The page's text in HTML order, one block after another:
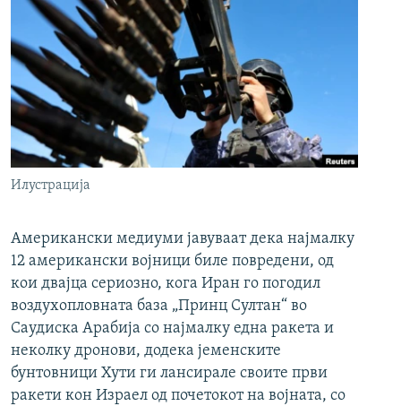
Илустрација
Американски медиуми јавуваат дека најмалку
12 американски војници биле повредени, од
кои двајца сериозно, кога Иран го погодил
воздухопловната база „Принц Султан“ во
Саудиска Арабија со најмалку една ракета и
неколку дронови, додека јеменските
бунтовници Хути ги лансирале своите први
ракети кон Израел од почетокот на војната, со